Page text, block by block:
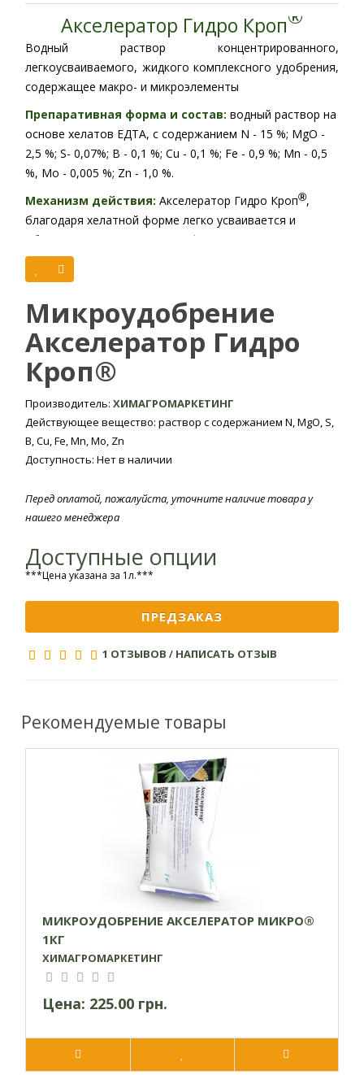
Акселератор Гидро Кроп®
Водный раствор концентрированного,
легкоусваиваемого, жидкого комплексного удобрения,
содержащее макро- и микроэлементы
Препаративная форма и состав: водный раствор на
основе хелатов ЕДТА, с содержанием N - 15 %; MgO -
2,5 %; S- 0,07%; B - 0,1 %; Cu - 0,1 %; Fe - 0,9 %; Mn - 0,5
%, Mo - 0,005 %; Zn - 1,0 %.
Механизм действия: Акселератор Гидро Кроп®,
благодаря хелатной форме легко усваивается и
обеспечивает ликвидацию дефицита микроэлементов
растения, обогащает питательными макро- и
микроэлементами.
Регистрация препарата:
Культура
Норма
Подсолнечник
Пшеница озимая,
Выход в
Томаты
Развитие
Свекла сахарная
Рост и
формирование
корнеплодов
0,5-2,0
массы
Микроудобрение
Акселератор Гидро
Кроп®
Производитель: ХИМАГРОМАРКЕТИНГ
Действующее вещество: раствор с содержанием N, MgO, S,
B, Cu, Fe, Mn, Mo, Zn
Доступность: Нет в наличии
Перед оплатой, пожалуйста, уточните наличие товара у
нашего менеджера
Доступные опции
***Цена указана за 1л.***
ПРЕДЗАКАЗ
1 ОТЗЫВОВ / НАПИСАТЬ ОТЗЫВ
Рекомендуемые товары
МИКРОУДОБРЕНИЕ АКСЕЛЕРАТОР МИКРО®
1КГ
ХИМАГРОМАРКЕТИНГ
Цена: 225.00 грн.